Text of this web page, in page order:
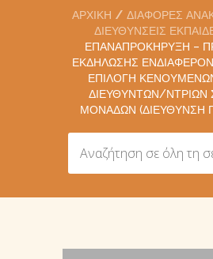
ΑΡΧΙΚΉ
ΔΙΆΦΟΡΕΣ
ΔΙΕΥΘΎΝΣΕΙΣ
ΕΠΑΝΑΠΡΟΚΉΡΥΞΗ –
ΕΚΔΉΛΩΣΗΣ
ΕΠΙΛΟΓΉ
ΔΙΕΥΘΥΝΤΏΝ/ΝΤΡΙΩΝ
ΜΟΝΆΔΩΝ (ΔΙΕΎΘΥΝΣΗ